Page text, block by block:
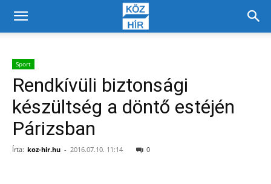
Sport
Rendkívüli biztonsági
készültség a döntő estéjén
Párizsban
Írta: koz-hir.hu - 2016.07.10. 11:14 0